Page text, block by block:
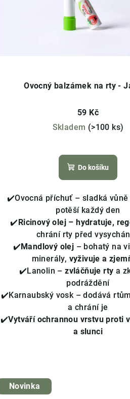
Ovocný balzámek na rty -
59 Kč
Skladem (>100 ks)
hodnocení
produktu
je
4,4
z
5
hvězdiček.
Do košíku
✔️Ovocná příchuť – sladká vůně
potěší každý den
✔️Ricinový olej – hydratuje,
chrání rty před
✔️Mandlový olej – bohatý na
minerály, vyživuje a
✔️Lanolin – zvláčňuje rty a
podráždění
✔️Karnaubský vosk – dodává
a chrání je
✔️Vytváří ochrannou vrstvu proti
a slunci
Novinka